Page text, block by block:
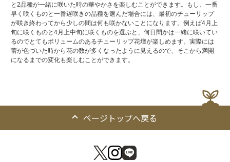
と2品種が一緒に咲いた時の華やかさを楽しむことができます。もし、一番
早く咲くものと一番遅咲きの品種を選んだ場合には、最初のチューリップ
が咲き終わってから少しの間は何も咲かないことになります。例えば4月上
旬に咲くものと4月上中旬に咲くものを選ぶと、何日間かは一緒に咲いてい
るのでとてもボリュームのあるチューリップ花壇が楽しめます。実際には
蕾が色づいた時から花の数が多くなったように見えるので、そこから満開
になるまでの変化も楽しむことができます。
ページトップへ戻る